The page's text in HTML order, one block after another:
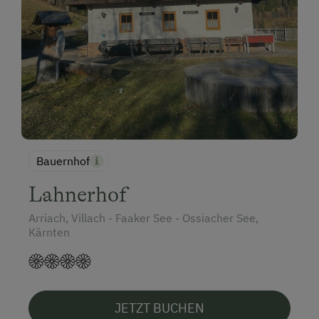
Urlaub mit Hund
Hund erlaubt
Bauernhof
Lahnerhof
Arriach, Villach - Faaker See - Ossiacher See,
Kärnten
JETZT BUCHEN